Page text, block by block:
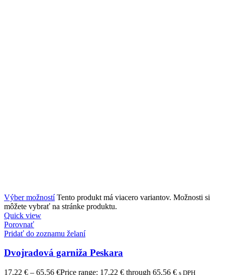
Výber možností Tento produkt má viacero variantov. Možnosti si
môžete vybrať na stránke produktu.
Quick view
Porovnať
Pridať do zoznamu želaní
Dvojradová garniža Peskara
17,22 € – 65,56 €Price range: 17,22 € through 65,56 € s DPH